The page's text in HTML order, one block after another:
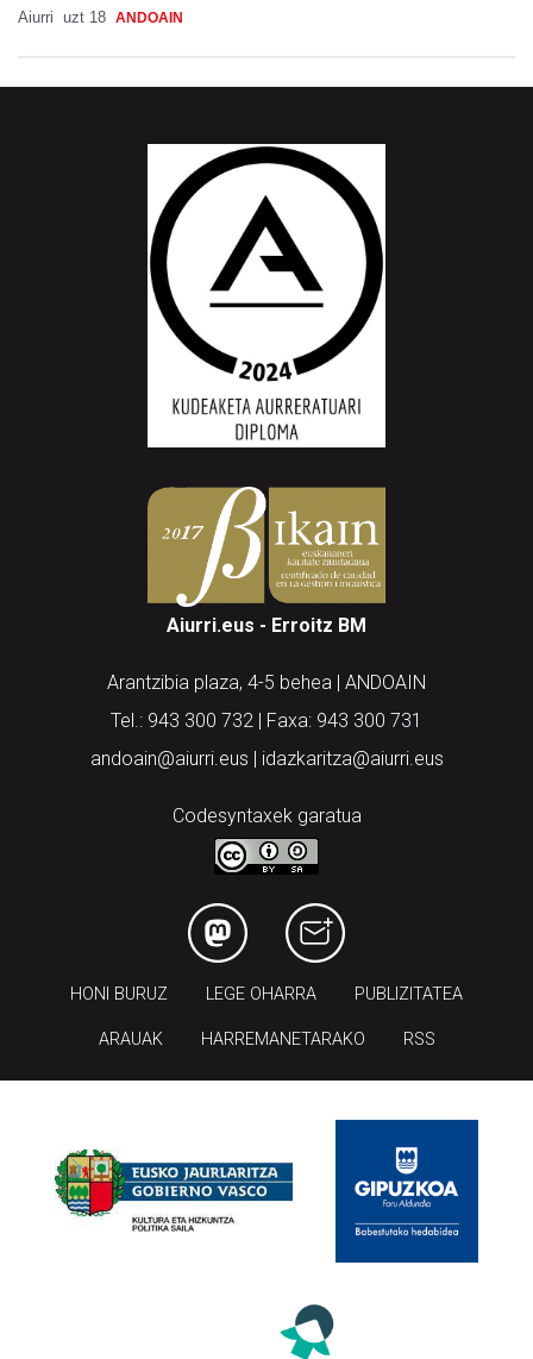
Aiurri uzt 18 ANDOAIN
Aiurri.eus - Erroitz BM
Arantzibia plaza, 4-5 behea | ANDOAIN
Tel.: 943 300 732 | Faxa: 943 300 731
andoain@aiurri.eus | idazkaritza@aiurri.eus
Codesyntaxek garatua
HONI BURUZ LEGE OHARRA PUBLIZITATEA
ARAUAK HARREMANETARAKO RSS